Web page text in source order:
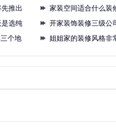
少钱
推出
家装空间适合什么装
选纯
开家装饰装修三级公
资质
个地
姐姐家的装修风格非